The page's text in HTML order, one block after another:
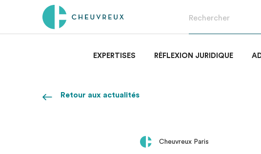
EXPERTISES RÉFLEXION JURIDIQUE
Retour aux actualités
Cheuvreux Paris